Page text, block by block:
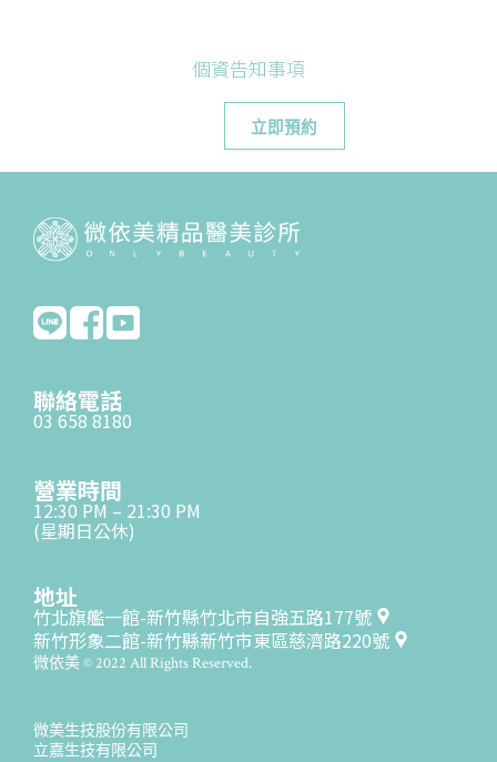
個資告知事項
聯絡電話
03 658 8180
營業時間
12:30 PM – 21:30 PM
(星期日公休)
地址
竹北旗艦一館-新竹縣竹北市自強五路177號
新竹形象二館-新竹縣新竹市東區慈濟路220號
微依美 © 2022 All Rights Reserved.
微美生技股份有限公司
立嘉生技有限公司